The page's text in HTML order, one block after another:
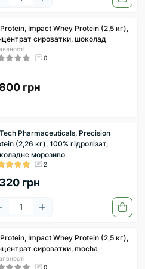
Impact Whey Protein (2,5 кг),
сироватки, шоколад
0
грн
Pharmaceuticals, Precision
(2,26 кг), 100% гідролізат,
морозиво
2
грн
Impact Whey Protein (2,5 кг),
сироватки, mocha
0